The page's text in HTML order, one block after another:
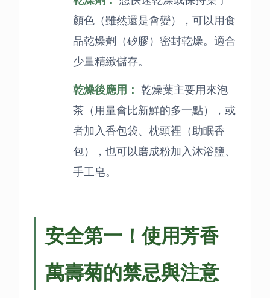
顏色（雖然還是會變），可以用食
品乾燥劑（矽膠）密封乾燥。適合
少量精緻儲存。
乾燥後應用： 乾燥葉主要用來泡
茶（用量會比新鮮的多一點），或
者加入香包袋、枕頭裡（助眠香
包），也可以磨成粉加入沐浴鹽、
手工皂。
安全第一！使用芳香
萬壽菊的禁忌與注意